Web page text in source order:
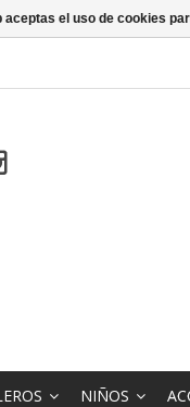
NIÑOS
aceptas el uso de cookies